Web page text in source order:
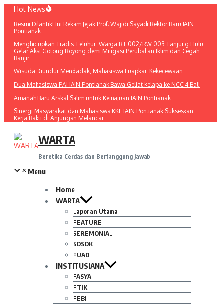
Lewati
konten
Hot News
Resmi Dilantik! Ini Rekam Jejak Prof. Wajidi Sayadi Rektor Baru IAIN
Pontianak
Menghidupkan Tradisi Leluhur: Warga RT 002/RW 003 Tanjung Hulu
Gelar Aksi Gotong Royong demi Mitigasi Perubahan Iklim dan Cegah
Banjir
Wisuda Diundur Mendadak, Mahasiswa Luapkan Kekecewaan
Dua Mahasiswa PAI IAIN Pontianak Bawa Geliat Kelapa ke NCC 4 Bali
Amanah Baru Arskal Salim untuk Kemajuan IAIN Pontianak
Sinergi Masyarakat dan Mahasiswa KKL IAIN Pontianak Sukseskan
Kerja Bakti di Anjungan Melancar
WARTA
Beretika Cerdas dan Bertanggung Jawab
Menu
Home
WARTA
Laporan Utama
FEATURE
SEREMONIAL
SOSOK
FUAD
INSTITUSIANA
FASYA
FTIK
FEBI